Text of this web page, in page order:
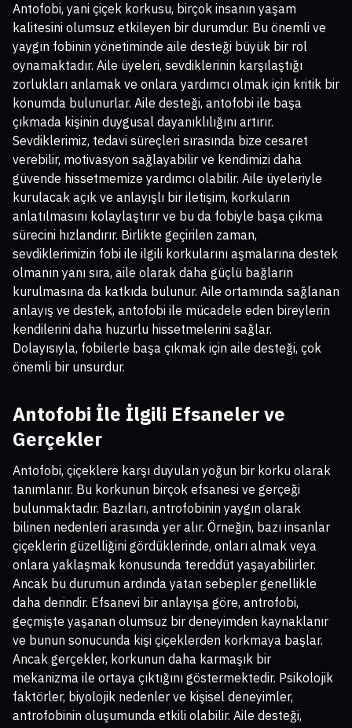
Antofobi, yani çiçek korkusu, birçok insanın yaşam
kalitesini olumsuz etkileyen bir durumdur. Bu önemli ve
yaygın fobinin yönetiminde aile desteği büyük bir rol
oynamaktadır. Aile üyeleri, sevdiklerinin karşılaştığı
zorlukları anlamak ve onlara yardımcı olmak için kritik bir
konumda bulunurlar. Aile desteği, antofobi ile başa
çıkmada kişinin duygusal dayanıklılığını artırır.
Sevdiklerimiz, tedavi süreçleri sırasında bize cesaret
verebilir, motivasyon sağlayabilir ve kendimizi daha
güvende hissetmemize yardımcı olabilir. Aile üyeleriyle
kurulacak açık ve anlayışlı bir iletişim, korkuların
anlatılmasını kolaylaştırır ve bu da fobiyle başa çıkma
sürecini hızlandırır. Birlikte geçirilen zaman,
sevdiklerimizin fobi ile ilgili korkularını aşmalarına destek
olmanın yanı sıra, aile olarak daha güçlü bağların
kurulmasına da katkıda bulunur. Aile ortamında sağlanan
anlayış ve destek, antofobi ile mücadele eden bireylerin
kendilerini daha huzurlu hissetmelerini sağlar.
Dolayısıyla, fobilerle başa çıkmak için aile desteği, çok
önemli bir unsurdur.
Antofobi İle İlgili Efsaneler ve
Gerçekler
Antofobi, çiçeklere karşı duyulan yoğun bir korku olarak
tanımlanır. Bu korkunun birçok efsanesi ve gerçeği
bulunmaktadır. Bazıları, antrofobinin yaygın olarak
bilinen nedenleri arasında yer alır. Örneğin, bazı insanlar
çiçeklerin güzelliğini gördüklerinde, onları almak veya
onlara yaklaşmak konusunda tereddüt yaşayabilirler.
Ancak bu durumun ardında yatan sebepler genellikle
daha derindir. Efsanevi bir anlayışa göre, antrofobi,
geçmişte yaşanan olumsuz bir deneyimden kaynaklanır
ve bunun sonucunda kişi çiçeklerden korkmaya başlar.
Ancak gerçekler, korkunun daha karmaşık bir
mekanizma ile ortaya çıktığını göstermektedir. Psikolojik
faktörler, biyolojik nedenler ve kişisel deneyimler,
antrofobinin oluşumunda etkili olabilir. Aile desteği,